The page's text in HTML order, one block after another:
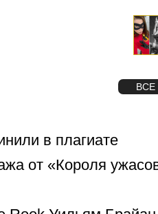
ВСЕ
в плагиате
от «Короля